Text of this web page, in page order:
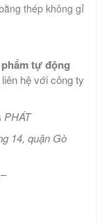
thép không gỉ
tự động
hệ với công ty
PHÁT
14, quận Gò
–